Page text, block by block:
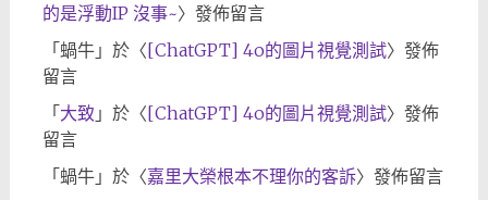
的是浮動IP 沒事~〉發佈留言
「蝸牛」於〈[ChatGPT] 4o的圖片視覺測試〉發佈
留言
「大致 」於〈[ChatGPT] 4o的圖片視覺測試〉發佈
留言
「蝸牛」於〈嘉里大榮根本不理你的客訴〉發佈留言